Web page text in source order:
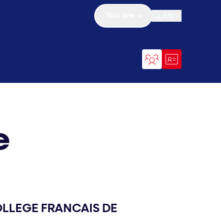
Open search
FRANCAIS DE